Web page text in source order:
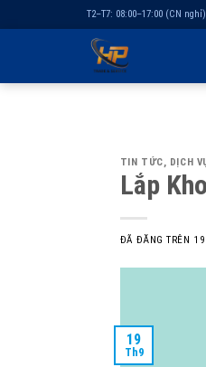
T2–T7: 08:00–17:00 (CN nghỉ)
TIN TỨC, DỊCH
Lắp
ĐÃ ĐĂNG TRÊN
19
Th9